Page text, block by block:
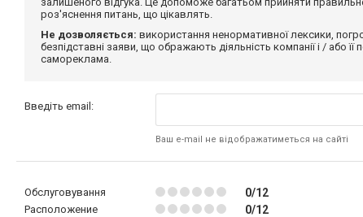
роз'яснення питань, що цікавлять.
Не дозволяється: використання ненормативної лексики,
безпідставні заяви, що ображають діяльність компанії і / або
самореклама.
Введіть email:
Ваш e-mail не відображатиметься на сайті
Обслуговування 0/12
Расположение 0/12